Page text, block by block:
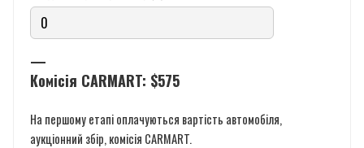
—
Комісія CARMART: $575
На першому етапі оплачуються вартість автомобіля,
аукціонний збір, комісія CARMART.